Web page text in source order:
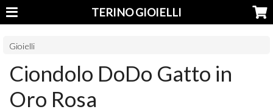
TERINO GIOIELLI
Gioielli
Ciondolo DoDo Gatto in
Oro Rosa